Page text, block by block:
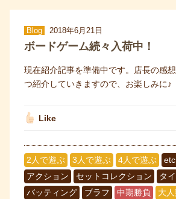
Blog 2018年6月21日
ボードゲーム続々入荷中！
現在紹介記事を準備中です。店長の感
つ紹介していきますので、お楽しみに♪
Like
2人で遊ぶ 3人で遊ぶ 4人で遊ぶ etc
アクション
セットコレクション
タ
バッティング
ブラフ 中期勝負
大